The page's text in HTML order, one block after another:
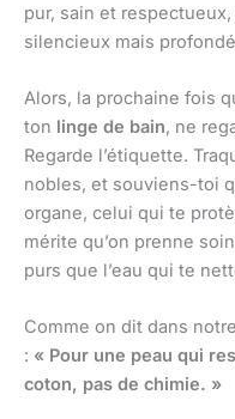
pur, sain et
silencieux mais
Alors, la prochaine fois
ton linge de bain, ne
Regarde l’étiquette.
nobles, et souviens-toi
organe, celui qui te
mérite qu’on prenne
purs que l’eau qui te
Comme on dit dans
: « Pour une peau qui
coton, pas de chimie. »